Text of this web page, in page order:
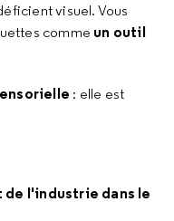
visuel. Vous
comme un outil
: elle est
l'industrie dans le